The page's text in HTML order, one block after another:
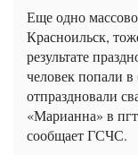
Еще одно
Красноильск,
результате
человек попали
отпраздновали
«Марианна» в
сообщает ГСЧС.